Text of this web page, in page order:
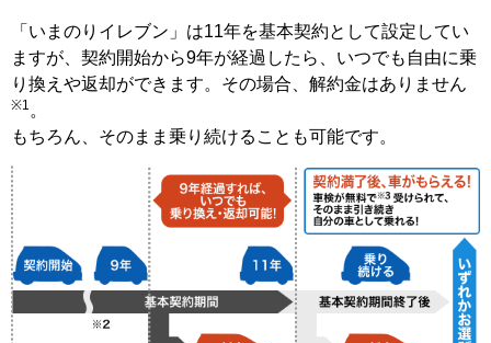
「いまのりイレブン」は11年を基本契約として設定してい
ますが、契約開始から9年が経過したら、いつでも自由に乗
り換えや返却ができます。その場合、解約金はありません
※1 。
もちろん、そのまま乗り続けることも可能です。